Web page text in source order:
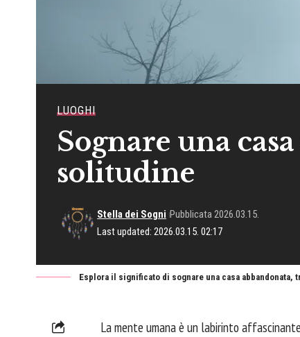
LUOGHI
Sognare una
solitudine
Last updated: 2026.03.15. 02:17
Stella dei Sogni Pubblicata 2026.03.15.
Esplora il significato di sognare una casa
La mente umana è un labirinto